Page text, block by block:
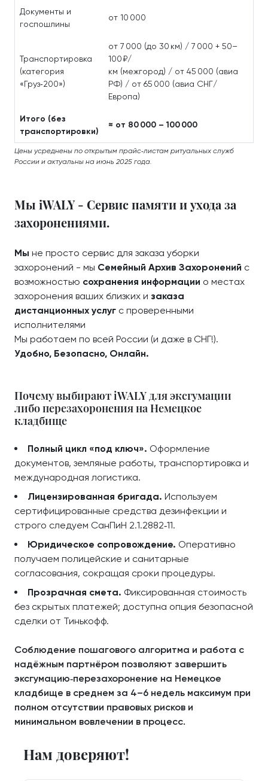
Документы и
госпошлины
от 10 000
Транспортировка
(категория
«Груз‑200»)
от 7 000 (до 30 км) / 7 000 + 50–
100 ₽/
км (межгород) / от 45 000 (авиа
РФ) / от 65 000 (авиа СНГ/
Европа)
Итого (без
транспортировки)
≈ от 80 000 – 100 000
Цены усреднены по открытым прайс‑листам ритуальных служб
России и актуальны на июнь 2025 года.
Мы iWALY - Сервис памяти и ухода за
захоронениями.
Мы не просто сервис для заказа уборки
захоронений - мы Семейный Архив Захоронений с
возможностью сохранения информации о местах
захоронения ваших близких и заказа
дистанционных услуг с проверенными
исполнителями
Мы работаем по всей России (и даже в СНГ!).
Удобно, Безопасно, Онлайн.
Почему выбирают iWALY для эксгумации
либо перезахоронения на Немецкое
кладбище
Полный цикл «под ключ». Оформление
документов, земляные работы, транспортировка и
международная логистика.
Лицензированная бригада. Используем
сертифицированные средства дезинфекции и
строго следуем СанПиН 2.1.2882‑11.
Юридическое сопровождение. Оперативно
получаем полицейские и санитарные
согласования, сокращая сроки процедуры.
Прозрачная смета. Фиксированная стоимость
без скрытых платежей; доступна опция безопасной
сделки от Тинькофф.
Соблюдение пошагового алгоритма и работа с
надёжным партнёром позволяют завершить
эксгумацию‑перезахоронение на Немецкое
кладбище в среднем за 4–6 недель максимум при
полном отсутствии правовых рисков и
минимальном вовлечении в процесс.
Нам доверяют!